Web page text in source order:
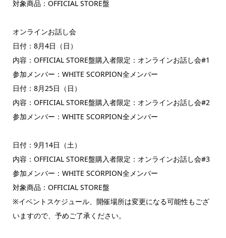
対象商品：OFFICIAL STORE盤
オンラインお話し会
日付：8月4日（日）
内容：OFFICIAL STORE盤購入者限定：オンラインお話し会#1
参加メンバー：WHITE SCORPION全メンバー
日付：8月25日（日）
内容：OFFICIAL STORE盤購入者限定：オンラインお話し会#2
参加メンバー：WHITE SCORPION全メンバー
日付：9月14日（土）
内容：OFFICIAL STORE盤購入者限定：オンラインお話し会#3
参加メンバー：WHITE SCORPION全メンバー
対象商品：OFFICIAL STORE盤
※イベントスケジュール、開催場所は変更になる可能性もござ
いますので、予めご了承ください。